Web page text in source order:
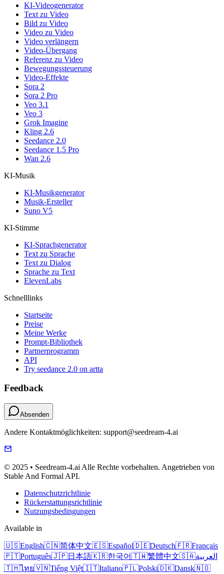
KI-Videogenerator
Text zu Video
Bild zu Video
Video zu Video
Video verlängern
Video-Übergang
Referenz zu Video
Bewegungssteuerung
Video-Effekte
Sora 2
Sora 2 Pro
Veo 3.1
Veo 3
Grok Imagine
Kling 2.6
Seedance 2.0
Seedance 1.5 Pro
Wan 2.6
KI-Musik
KI-Musikgenerator
Musik-Ersteller
Suno V5
KI-Stimme
KI-Sprachgenerator
Text zu Sprache
Text zu Dialog
Sprache zu Text
ElevenLabs
Schnelllinks
Startseite
Preise
Meine Werke
Prompt-Bibliothek
Partnerprogramm
API
Try seedance 2.0 on artta
Feedback
Absenden
Andere Kontaktmöglichkeiten: support@seedream-4.ai
© 2025 • Seedream-4.ai Alle Rechte vorbehalten. Angetrieben von
Stable And Formal API.
Datenschutzrichtlinie
Rückerstattungsrichtlinie
Nutzungsbedingungen
Available in
🇺🇸English🇨🇳简体中文🇪🇸Español🇩🇪Deutsch🇫🇷Français
🇵🇹Português🇯🇵日本語🇰🇷한국어🇹🇼繁體中文🇸🇦العربية
🇹🇭ไทย🇻🇳Tiếng Việt🇮🇹Italiano🇵🇱Polski🇩🇰Dansk🇳🇴